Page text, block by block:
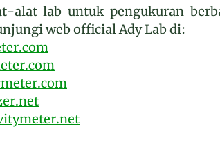
alat lab untuk pengukuran
web official Ady Lab di: